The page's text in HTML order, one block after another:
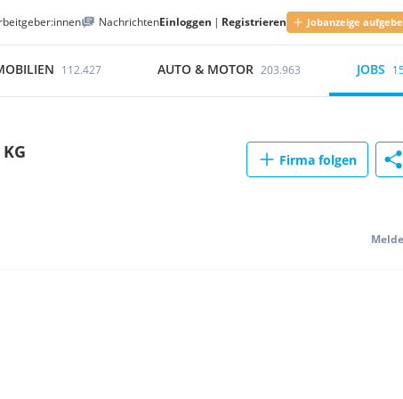
NachrichtenEinloggen | Registrieren Jobanzeige
112.427 AUTO & MOTOR 203.963 JOBS
Firma folgen